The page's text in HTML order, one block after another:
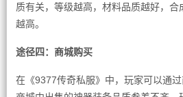
质有关，等级越高，材料品质越好，
越高。
途径四：商城购买
在《9377传奇私服》中，玩家可以通过